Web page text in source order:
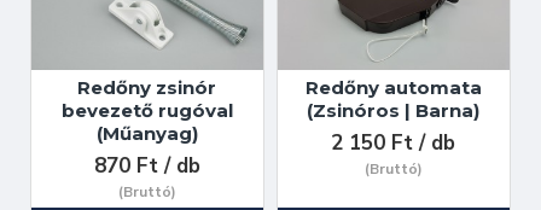
Redőny zsinór
bevezető rugóval
(Műanyag)
870 Ft / db
(Bruttó)
Redőny automata
(Zsinóros | Barna)
2 150 Ft / db
(Bruttó)